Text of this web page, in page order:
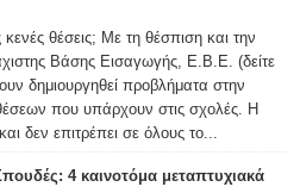
κενές θέσεις; Με τη θέσπιση και την
Βάσης Εισαγωγής, Ε.Β.Ε. (δείτε
δημιουργηθεί προβλήματα στην
που υπάρχουν στις σχολές. Η
δεν επιτρέπει σε όλους το...
4 καινοτόμα μεταπτυχιακά